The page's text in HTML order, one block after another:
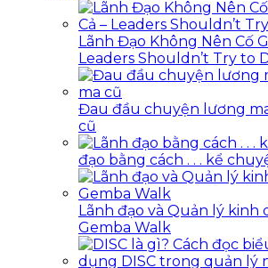
Lãnh Đạo Không Nên Cố
Leaders Shouldn’t Try to
Đau đầu chuyện lương
cũ
đạo bằng cách . . . kể
Lãnh đạo và Quản lý kinh
Gemba Walk